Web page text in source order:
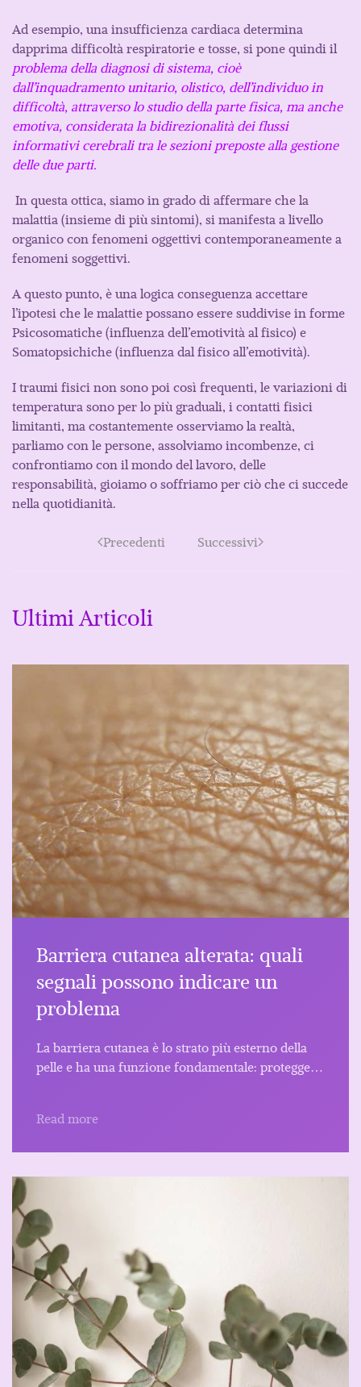
Ad esempio, una insufficienza cardiaca determina
dapprima difficoltà respiratorie e tosse, si pone quindi il
problema della diagnosi di sistema, cioè
dall’inquadramento unitario, olistico, dell’individuo in
difficoltà, attraverso lo studio della parte fisica, ma anche
emotiva, considerata la bidirezionalità dei flussi
informativi cerebrali tra le sezioni preposte alla gestione
delle due parti.
In questa ottica, siamo in grado di affermare che la
malattia (insieme di più sintomi), si manifesta a livello
organico con fenomeni oggettivi contemporaneamente a
fenomeni soggettivi.
A questo punto, è una logica conseguenza accettare
l’ipotesi che le malattie possano essere suddivise in forme
Psicosomatiche (influenza dell’emotività al fisico) e
Somatopsichiche (influenza dal fisico all’emotività).
I traumi fisici non sono poi così frequenti, le variazioni di
temperatura sono per lo più graduali, i contatti fisici
limitanti, ma costantemente osserviamo la realtà,
parliamo con le persone, assolviamo incombenze, ci
confrontiamo con il mondo del lavoro, delle
responsabilità, gioiamo o soffriamo per ciò che ci succede
nella quotidianità.
Precedenti Successivi
Ultimi Articoli
Barriera cutanea alterata: quali
segnali possono indicare un
problema
La barriera cutanea è lo strato più esterno della
pelle e ha una funzione fondamentale: protegge…
Read more